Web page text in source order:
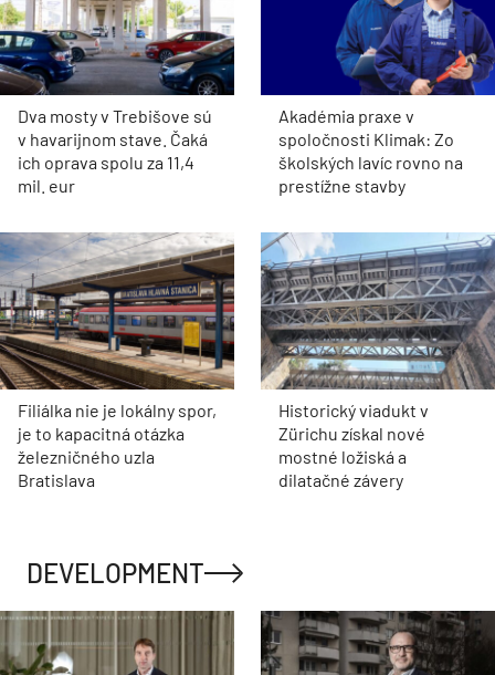
Dva mosty v Trebišove sú
v havarijnom stave. Čaká
ich oprava spolu za 11,4
mil. eur
Akadémia praxe v
spoločnosti Klimak: Zo
školských lavíc rovno na
prestížne stavby
Filiálka nie je lokálny spor,
je to kapacitná otázka
železničného uzla
Bratislava
Historický viadukt v
Zürichu získal nové
mostné ložiská a
dilatačné závery
DEVELOPMENT